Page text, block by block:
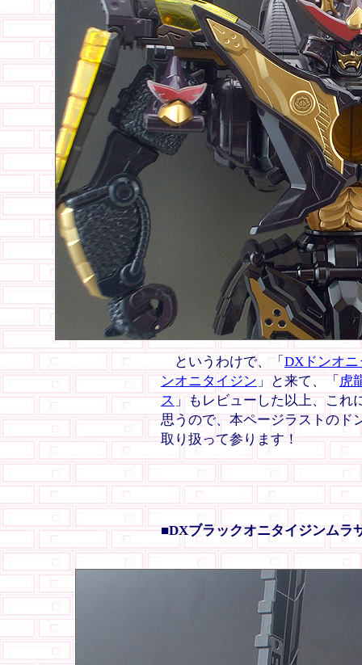
というわけで、「 DXドンオ
ンオニタイジン」と来て、「虎
ス」もレビューした以上、これ
思うので、本ページラストのド
取り扱って参ります！
■DXブラックオニタイジンムラ